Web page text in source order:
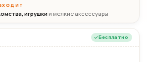
игрушки и мелкие аксессуары
Бесплатно